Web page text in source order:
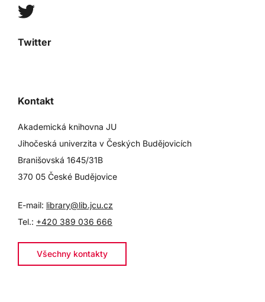
Twitter
Kontakt
Akademická knihovna JU
Jihočeská univerzita v Českých Budějovicích
Branišovská 1645/31B
370 05 České Budějovice
E-mail: library@lib.jcu.cz
Tel.: +420 389 036 666
Všechny kontakty